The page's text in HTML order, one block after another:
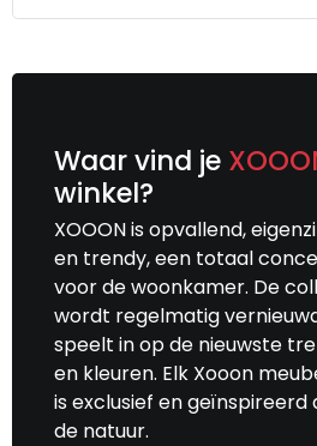
Waar vind je
winkel?
XOOON is opvallend,
en trendy, een totaal
voor de woonkamer. De
wordt regelmatig
speelt in op de nieuwste
en kleuren. Elk Xooon
is exclusief en geïnspireerd
de natuur.